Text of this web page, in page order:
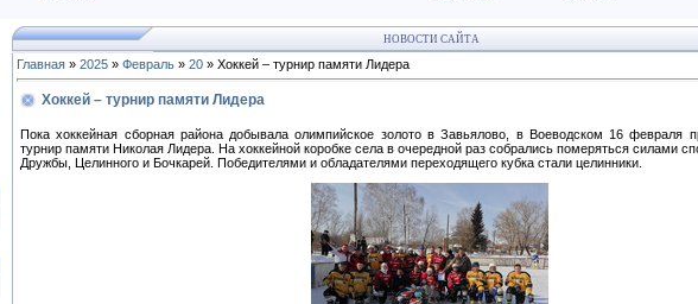
НОВОСТИ САЙТА
Главная » 2025 » Февраль » 20 » Хоккей – турнир памяти Лидера
Хоккей – турнир памяти Лидера
Пока хоккейная сборная района добывала олимпийское золото в Завьялово, в Воеводском 16 февраля
турнир памяти Николая Лидера. На хоккейной коробке села в очередной раз собрались померяться силами
Дружбы, Целинного и Бочкарей. Победителями и обладателями переходящего кубка стали целинники.